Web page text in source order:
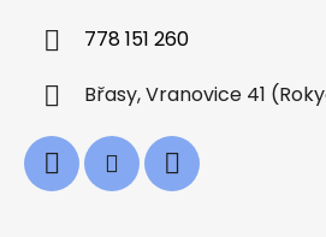
778 151 260
Břasy, Vranovice 41